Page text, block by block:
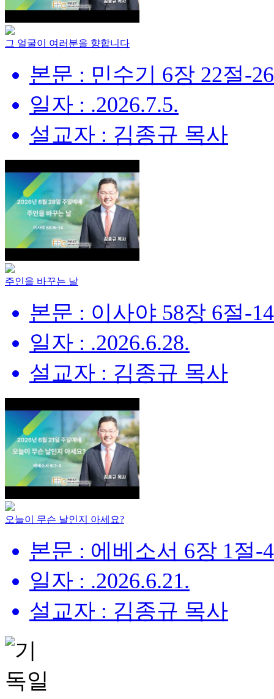
그 얼굴이 여러분을 향합니다
본문 : 민수기 6장 22절-
일자 : .2026.7.5.
설교자 : 김종규 목사
주인을 바꾸는 날
본문 : 이사야 58장 6절-
일자 : .2026.6.28.
설교자 : 김종규 목사
오늘이 무슨 날인지 아세요?
본문 : 에베소서 6장 1절-
일자 : .2026.6.21.
설교자 : 김종규 목사